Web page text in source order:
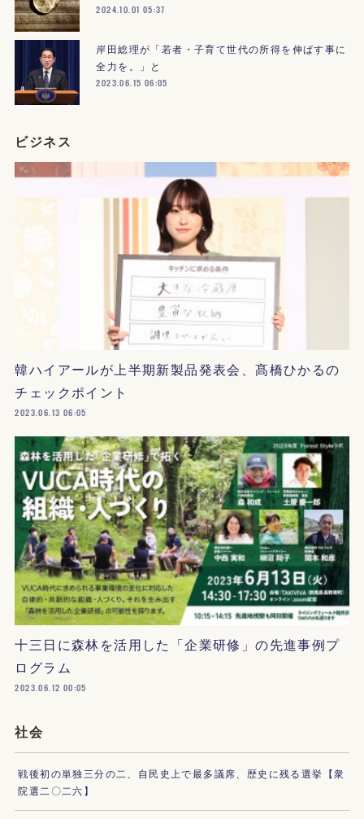
2024.10.01 05:37
岸田総理が「若者・子育て世代の所得を伸ばす事に
全力を。」と
2023.06.15 06:05
ビジネス
韓ハイアールが上半期新製品発表会、髙橋ひかるの
チェックポイント
2023.06.13 06:05
十三日に森林を活用した「企業研修」の先進事例プ
ログラム
2023.06.12 00:05
社会
戦後初の単独三分の二、自民史上で最多議席、歴史に残る選挙【衆
院選二〇二六】